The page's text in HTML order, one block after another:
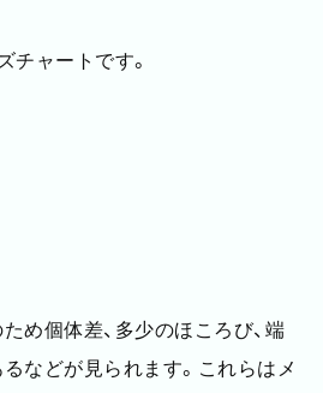
チャートです。
め個体差、多少のほころび、端
などが見られます。これらはメ